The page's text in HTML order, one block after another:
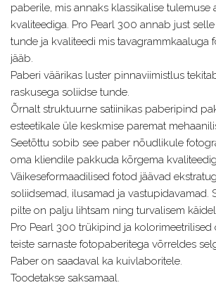
paberile, mis annaks klassikalise tulemuse
kvaliteediga. Pro Pearl 300 annab just
tunde ja kvaliteedi mis tavagrammkaaluga
jääb.
Paberi väärikas luster pinnaviimistlus
raskusega soliidse tunde.
Õrnalt struktuurne satiinikas paberipind
esteetikale üle keskmise paremat
Seetõttu sobib see paber nõudlikule
oma kliendile pakkuda kõrgema
Väikeseformaadilised fotod jäävad
soliidsemad, ilusamad ja vastupidavamad.
pilte on palju lihtsam ning turvalisem
Pro Pearl 300 trükipind ja kolorimeetrilised
teiste sarnaste fotopaberitega võrreldes
Paber on saadaval ka kuivlaboritele.
Toodetakse saksamaal.